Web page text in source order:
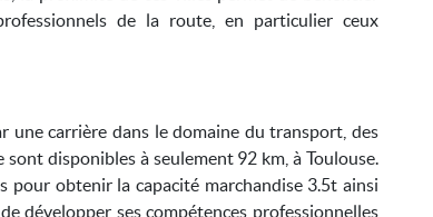
de la route, en particulier ceux
une carrière dans le domaine du transport, des
disponibles à seulement 92 km, à Toulouse.
pour obtenir la capacité marchandise 3.5t ainsi
développer ses compétences professionnelles